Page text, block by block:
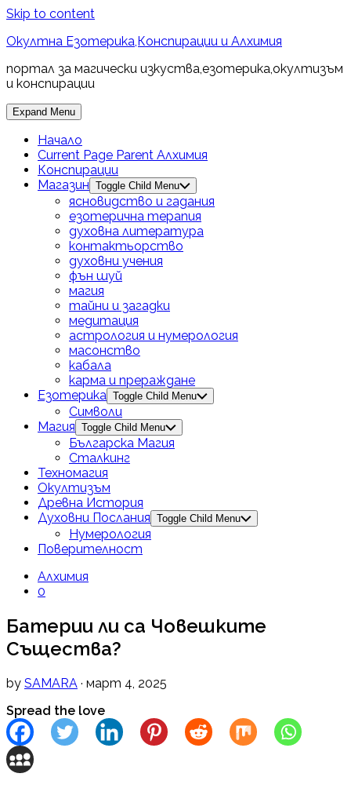
Skip to content
Окултна Езотерика,Конспирации и Алхимия
портал за магически изкуства,езотерика,окултизъм
и конспирации
Expand Menu
Начало
Current Page Parent Алхимия
Конспирации
Магазин Toggle Child Menu
ясновидство и гадания
езотерична терапия
духовна литература
контактьорство
духовни учения
фън шуй
магия
тайни и загадки
медитация
астрология и нумерология
масонство
кабала
карма и прераждане
Езотерика Toggle Child Menu
Символи
Магия Toggle Child Menu
Българска Магия
Сталкинг
Техномагия
Окултизъм
Древна История
Духовни Послания Toggle Child Menu
Нумерология
Поверителност
Алхимия
0
Батерии ли са Човешките
Същества?
by SAMARA · март 4, 2025
Spread the love